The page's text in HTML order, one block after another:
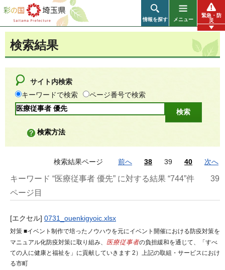
彩の国 埼玉県
情報を探す メニュー
緊急・防
災
検索結果
サイト内検索
キーワードで検索
ページ番号で検索
検索方法
検索結果ページ 前へ 38 39 40 次へ
キーワード “医療従事者 優先” に対する結果 “744”件
39
ページ目
[エクセル] 0731_ouenkigyoic.xlsx
対策 ■イベント制作で培ったノウハウを元にイベント開催における防疫対策を
マニュアル化防疫対策に取り組み、 医療従事者の負担緩和を通じて、「すべ
ての人に健康と福祉を」に貢献していきます 2）上記の取組・サービスにおけ
る市町